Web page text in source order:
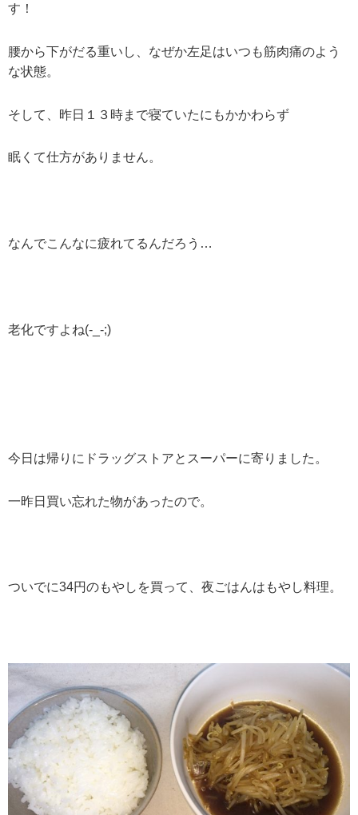
す！
腰から下がだる重いし、なぜか左足はいつも筋肉痛のよう
な状態。
そして、昨日１３時まで寝ていたにもかかわらず
眠くて仕方がありません。
なんでこんなに疲れてるんだろう…
老化ですよね(-_-;)
今日は帰りにドラッグストアとスーパーに寄りました。
一昨日買い忘れた物があったので。
ついでに34円のもやしを買って、夜ごはんはもやし料理。